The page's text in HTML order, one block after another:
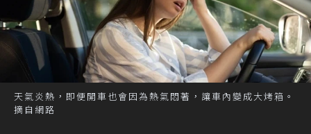
天氣炎熱，即便開車也會因為熱氣悶著，讓車內變成大烤箱。
摘自網路